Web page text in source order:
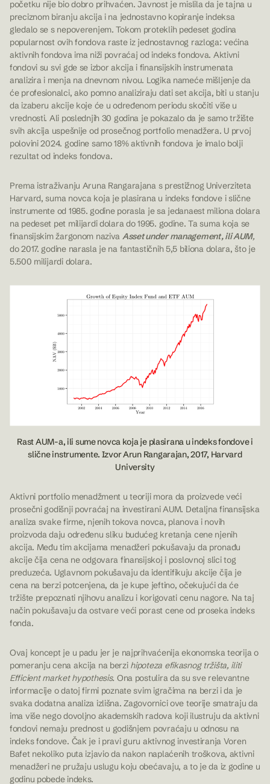
početku nije bio dobro prihvaćen. Javnost je mislila da je tajna u
preciznom biranju akcija i na jednostavno kopiranje indeksa
gledalo se s nepoverenjem. Tokom proteklih pedeset godina
popularnost ovih fondova raste iz jednostavnog razloga: većina
aktivnih fondova ima niži povraćaj od indeks fondova. Aktivni
fondovi su svi gde se izbor akcija i finansijskih instrumenata
analizira i menja na dnevnom nivou. Logika nameće mišljenje da
će profesionalci, ako pomno analiziraju dati set akcija, biti u stanju
da izaberu akcije koje će u određenom periodu skočiti više u
vrednosti. Ali poslednjih 30 godina je pokazalo da je samo tržište
svih akcija uspešnije od prosečnog portfolio menadžera. U prvoj
polovini 2024. godine samo 18% aktivnih fondova je imalo bolji
rezultat od indeks fondova.
Prema istraživanju Aruna Rangarajana s prestižnog Univerziteta
Harvard, suma novca koja je plasirana u indeks fondove i slične
instrumente od 1985. godine porasla je sa jedanaest miliona dolara
na pedeset pet milijardi dolara do 1995. godine. Ta suma koja se
finansijskim žargonom naziva Asset under management, ili AUM,
do 2017. godine narasla je na fantastičnih 5,5 biliona dolara, što je
5.500 milijardi dolara.
Rast AUM-a, ili sume novca koja je plasirana u indeks fondove i
slične instrumente. Izvor Arun Rangarajan, 2017, Harvard
University
Aktivni portfolio menadžment u teoriji mora da proizvede veći
prosečni godišnji povraćaj na investirani AUM. Detaljna finansijska
analiza svake firme, njenih tokova novca, planova i novih
proizvoda daju određenu sliku budućeg kretanja cene njenih
akcija. Među tim akcijama menadžeri pokušavaju da pronađu
akcije čija cena ne odgovara finansijskoj i poslovnoj slici tog
preduzeća. Uglavnom pokušavaju da identifikuju akcije čija je
cena na berzi potcenjena, da je kupe jeftino, očekujući da će
tržište prepoznati njihovu analizu i korigovati cenu nagore. Na taj
način pokušavaju da ostvare veći porast cene od proseka indeks
fonda.
Ovaj koncept je u padu jer je najprihvaćenija ekonomska teorija o
pomeranju cena akcija na berzi hipoteza efikasnog tržišta, iliti
Efficient market hypothesis. Ona postulira da su sve relevantne
informacije o datoj firmi poznate svim igračima na berzi i da je
svaka dodatna analiza izlišna. Zagovornici ove teorije smatraju da
ima više nego dovoljno akademskih radova koji ilustruju da aktivni
fondovi nemaju prednost u godišnjem povraćaju u odnosu na
indeks fondove. Čak je i pravi guru aktivnog investiranja Voren
Bafet nekoliko puta izjavio da nakon naplaćenih troškova, aktivni
menadžeri ne pružaju uslugu koju obećavaju, a to je da iz godine u
godinu pobede indeks.